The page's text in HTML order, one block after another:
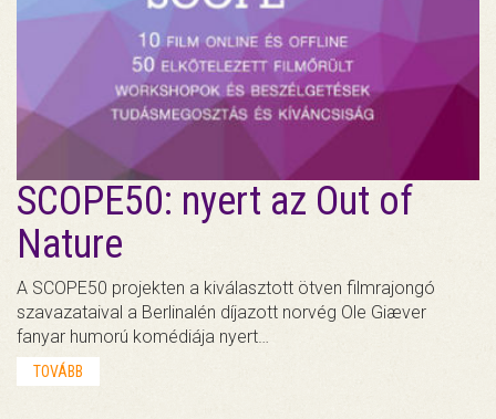
SCOPE50: nyert az Out of
Nature
A SCOPE50 projekten a kiválasztott ötven filmrajongó
szavazataival a Berlinalén díjazott norvég Ole Giæver
fanyar humorú komédiája nyert…
TOVÁBB